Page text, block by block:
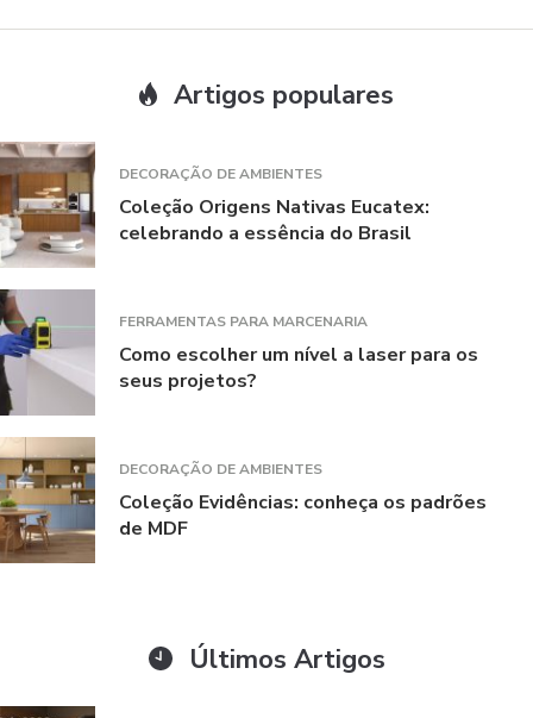
Artigos populares
DECORAÇÃO DE AMBIENTES
Coleção Origens Nativas Eucatex:
celebrando a essência do Brasil
FERRAMENTAS PARA MARCENARIA
Como escolher um nível a laser para os
seus projetos?
DECORAÇÃO DE AMBIENTES
Coleção Evidências: conheça os padrões
de MDF
Últimos Artigos